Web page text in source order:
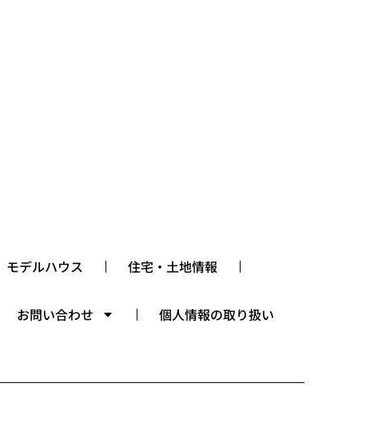
モデルハウス 住宅・土地情報
お問い合わせ 個人情報の取り扱い